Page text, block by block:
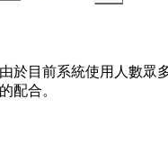
於目前系統使用人數眾
配合。